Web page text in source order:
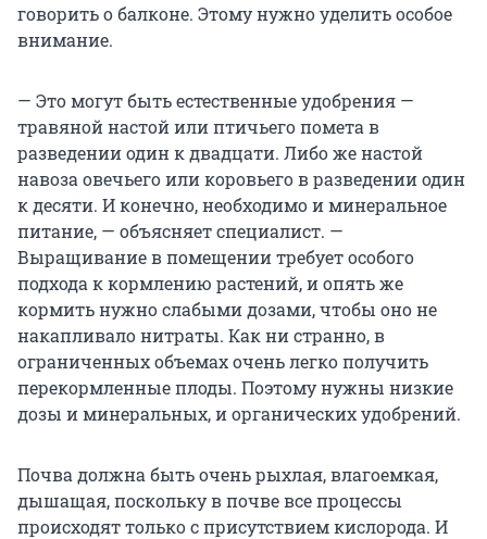
говорить о балконе. Этому нужно уделить особое
внимание.
— Это могут быть естественные удобрения —
травяной настой или птичьего помета в
разведении один к двадцати. Либо же настой
навоза овечьего или коровьего в разведении один
к десяти. И конечно, необходимо и минеральное
питание, — объясняет специалист. —
Выращивание в помещении требует особого
подхода к кормлению растений, и опять же
кормить нужно слабыми дозами, чтобы оно не
накапливало нитраты. Как ни странно, в
ограниченных объемах очень легко получить
перекормленные плоды. Поэтому нужны низкие
дозы и минеральных, и органических удобрений.
Почва должна быть очень рыхлая, влагоемкая,
дышащая, поскольку в почве все процессы
происходят только с присутствием кислорода. И